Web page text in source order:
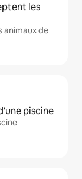
les
animaux de
piscine